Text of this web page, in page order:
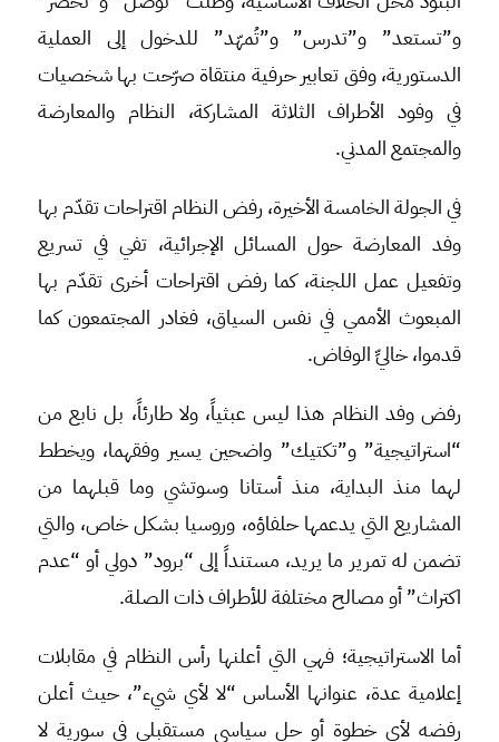
و”تستعد” و”تدرس” و”تُمهّد” للدخول إلى العملية
الدستورية، وفق تعابير حرفية منتقاة صرّحت بها شخصيات
في وفود الأطراف الثلاثة المشاركة، النظام والمعارضة
والمجتمع المدني.
في الجولة الخامسة الأخيرة، رفض النظام اقتراحات تقدّم بها
وفد المعارضة حول المسائل الإجرائية، تفي في تسريع
وتفعيل عمل اللجنة، كما رفض اقتراحات أخرى تقدّم بها
المبعوث الأممي في نفس السياق، فغادر المجتمعون كما
قدموا، خاليِّ الوفاض.
رفض وفد النظام هذا ليس عبثياً، ولا طارئاً، بل نابع من
“استراتيجية” و”تكتيك” واضحين يسير وفقهما، ويخطط
لهما منذ البداية، منذ أستانا وسوتشي وما قبلهما من
المشاريع التي يدعمها حلفاؤه، وروسيا بشكل خاص، والتي
تضمن له تمرير ما يريد، مستنداً إلى “برود” دولي أو “عدم
اكتراث” أو مصالح مختلفة للأطراف ذات الصلة.
أما الاستراتيجية؛ فهي التي أعلنها رأس النظام في مقابلات
إعلامية عدة، عنوانها الأساس “لا لأي شيء”، حيث أعلن
رفضه لأي خطوة أو حل سياسي مستقبلي في سورية لا